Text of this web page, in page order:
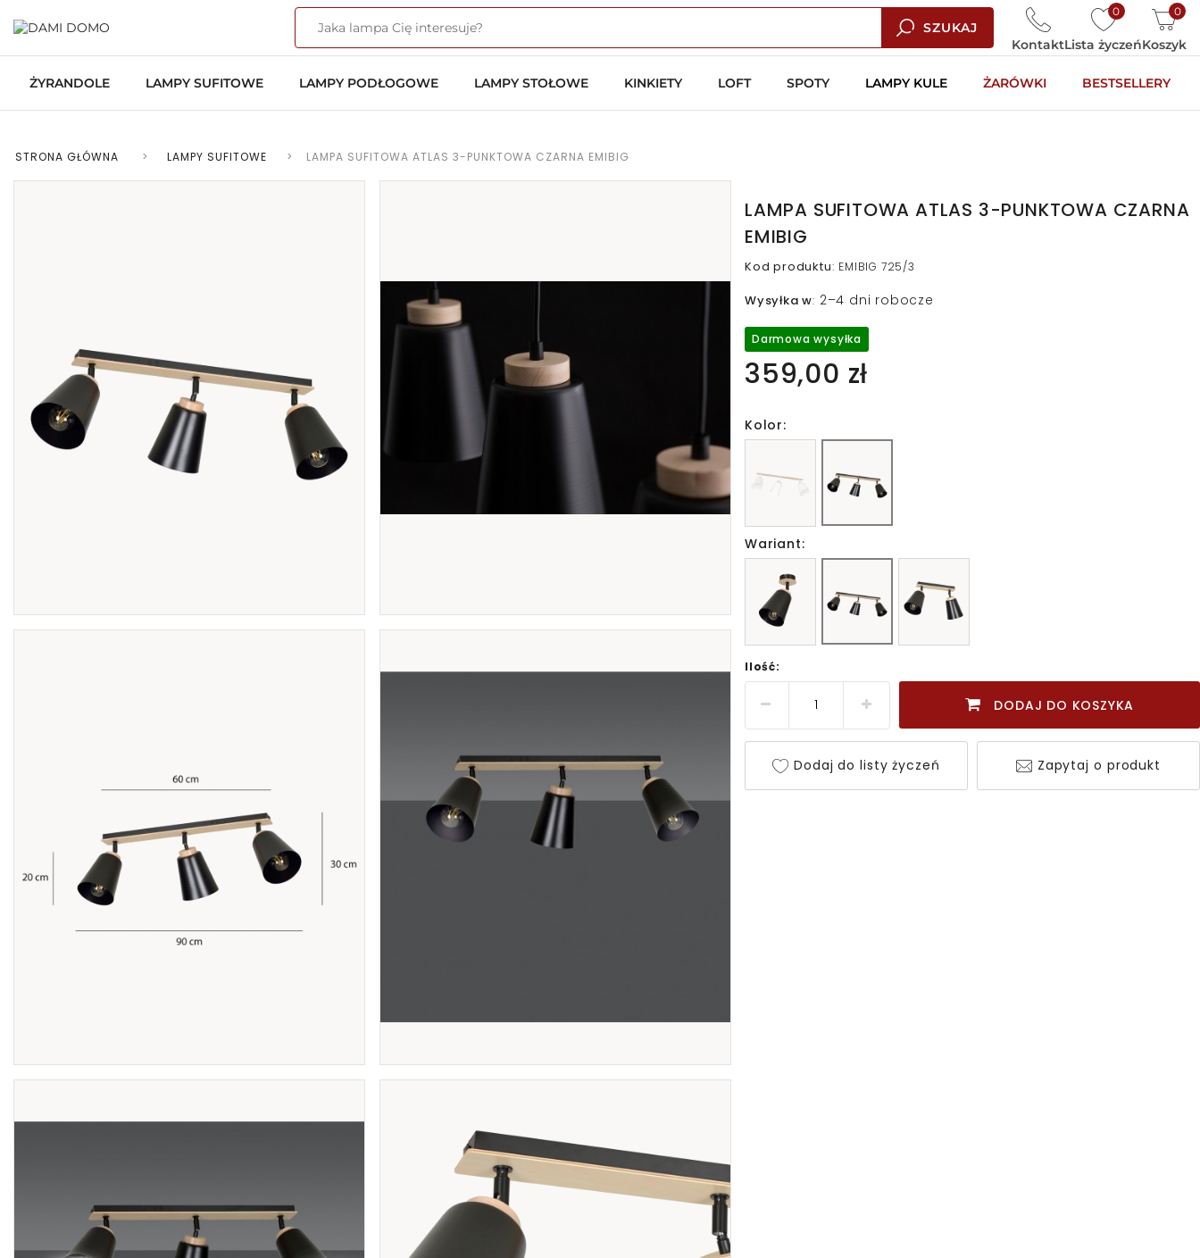
SZUKAJ
0
Lista życzeń
0
Koszyk
Kontakt
ŻYRANDOLE LAMPY SUFITOWE LAMPY PODŁOGOWE LAMPY STOŁOWE KINKIETY LOFT SPOTY LAMPY KULE ŻARÓWKI BESTSELLERY
STRONA GŁÓWNA > LAMPY SUFITOWE > LAMPA SUFITOWA ATLAS 3-PUNKTOWA CZARNA EMIBIG
LAMPA SUFITOWA ATLAS 3-PUNKTOWA CZARNA
EMIBIG
Kod produktu: EMIBIG 725/3
Wysyłka w: 2–4 dni robocze
Darmowa wysyłka
359,00 zł
Kolor:
Wariant:
Ilość:
DODAJ DO KOSZYKA
Dodaj do listy życzeń Zapytaj o produkt